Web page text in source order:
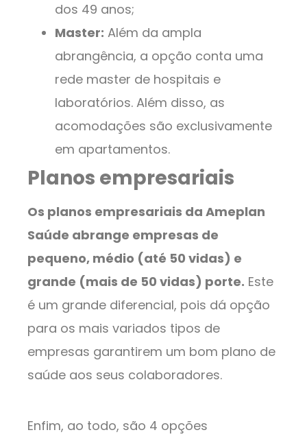
dos 49 anos;
Master: Além da ampla
abrangência, a opção conta uma
rede master de hospitais e
laboratórios. Além disso, as
acomodações são exclusivamente
em apartamentos.
Planos empresariais
Os planos empresariais da Ameplan
Saúde abrange empresas de
pequeno, médio (até 50 vidas) e
grande (mais de 50 vidas) porte. Este
é um grande diferencial, pois dá opção
para os mais variados tipos de
empresas garantirem um bom plano de
saúde aos seus colaboradores.
Enfim, ao todo, são 4 opções